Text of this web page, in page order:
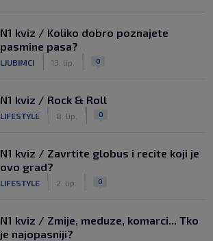
N1 kviz / Koliko dobro poznajete
pasmine pasa?
LJUBIMCI 13. lip. 0
N1 kviz / Rock & Roll
LIFESTYLE 8. lip. 0
N1 kviz / Zavrtite globus i recite koji je
ovo grad?
LIFESTYLE 2. lip. 0
N1 kviz / Zmije, meduze, komarci... Tko
je najopasniji?